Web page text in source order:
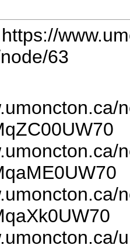
https://
63